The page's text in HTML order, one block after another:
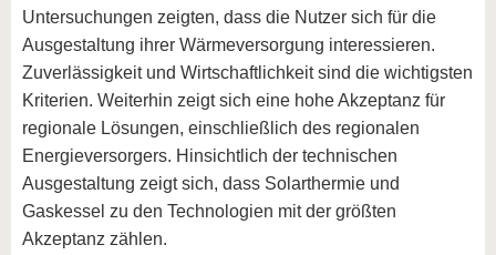
Untersuchungen zeigten, dass die Nutzer sich für die
Ausgestaltung ihrer Wärmeversorgung interessieren.
Zuverlässigkeit und Wirtschaftlichkeit sind die wichtigsten
Kriterien. Weiterhin zeigt sich eine hohe Akzeptanz für
regionale Lösungen, einschließlich des regionalen
Energieversorgers. Hinsichtlich der technischen
Ausgestaltung zeigt sich, dass Solarthermie und
Gaskessel zu den Technologien mit der größten
Akzeptanz zählen.